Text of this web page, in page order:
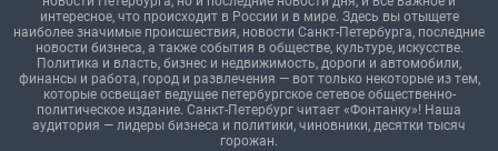
интересное, что происходит в России и в мире. Здесь вы отыщете
наиболее значимые происшествия, новости Санкт-Петербурга, последние
новости бизнеса, а также события в обществе, культуре, искусстве.
Политика и власть, бизнес и недвижимость, дороги и автомобили,
финансы и работа, город и развлечения — вот только некоторые из тем,
которые освещает ведущее петербургское сетевое общественно-
политическое издание. Санкт-Петербург читает «Фонтанку»! Наша
аудитория — лидеры бизнеса и политики, чиновники, десятки тысяч
горожан.